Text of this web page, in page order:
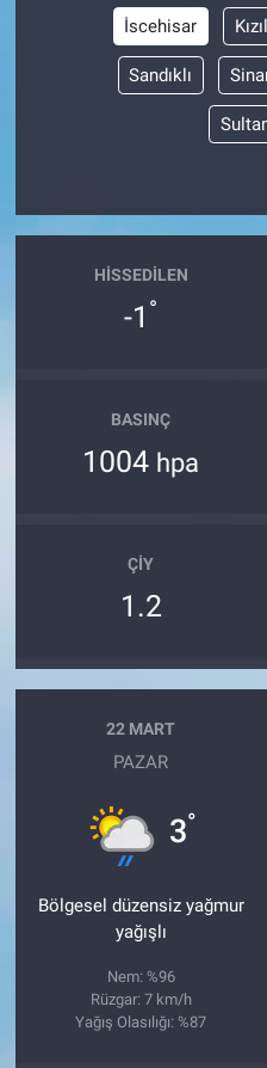
İscehisar
Sandıklı
HISSEDILEN
-1 °
BASINÇ
1004 hpa
ÇIY
1.2
22 MART
PAZAR
3°
Bölgesel düzensiz yağmur
yağışlı
Nem: %96
Rüzgar: 7 km/h
Yağış Olasılığı: %87